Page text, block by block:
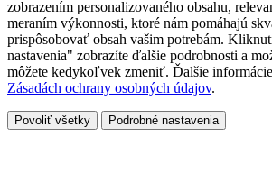
zobrazením personalizovaného obsahu,
meraním výkonnosti, ktoré nám pomáhajú
prispôsobovať obsah vašim potrebám.
nastavenia" zobrazíte ďalšie podrobnosti a
môžete kedykoľvek zmeniť. Ďalšie
Zásadách ochrany osobných údajov.
Povoliť všetky Podrobné nastavenia